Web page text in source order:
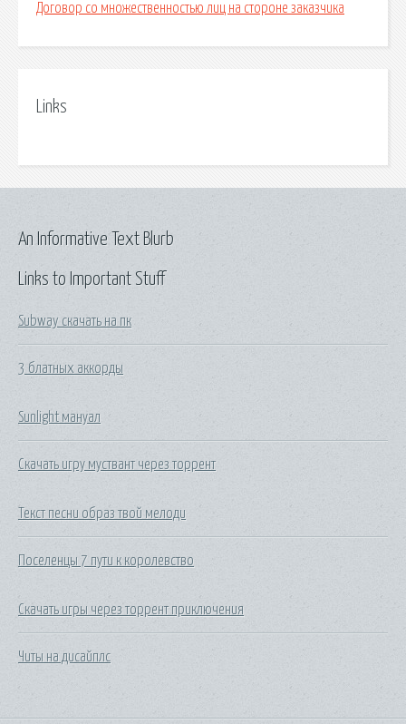
Договор со множественностью лиц на стороне заказчика
Links
Links to Important Stuff
Subway скачать на пк
3 блатных аккорды
Sunlight мануал
Скачать игру муствант через торрент
Текст песни образ твой мелоди
Поселенцы 7 пути к королевство
Скачать игры через торрент приключения
Читы на дисайплс
An Informative Text Blurb